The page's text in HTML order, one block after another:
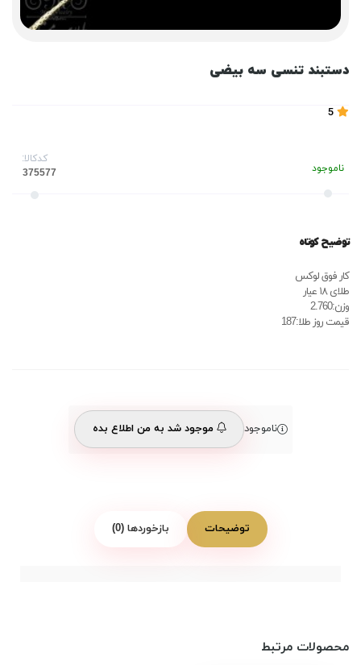
دستبند تنسی سه بیضی
ناموجود
کدکالا:
توضیح کوتاه
کار فوق لوکس
طلای ۱۸ عیار
وزن:2.760
قیمت روز طلا:187
ناموجود موجود شد به من اطلاع بده
توضیحات بازخوردها (0)
محصولات مرتبط